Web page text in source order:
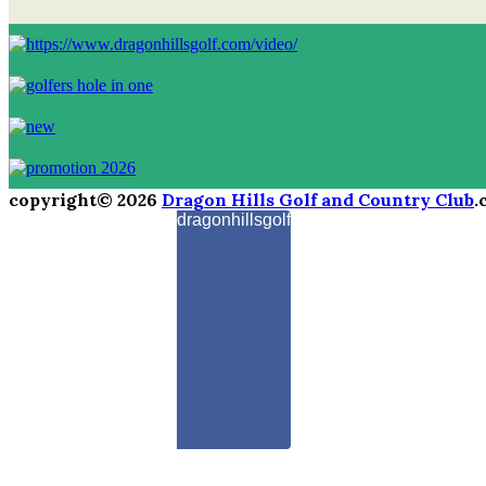
copyright© 2026 Dragon Hills Golf and Country Club
dragonhillsgolf